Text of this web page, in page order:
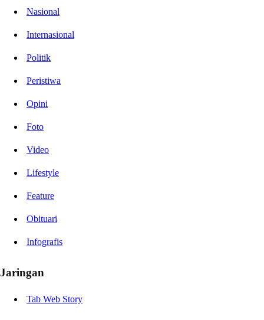
Nasional
Internasional
Politik
Peristiwa
Opini
Foto
Video
Lifestyle
Feature
Obituari
Infografis
Jaringan
Tab Web Story